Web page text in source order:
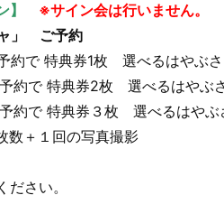
※サイン会は行いません。
」 ご予約
約で 特典券1枚 選べるはやぶ
約で 特典券2枚 選べるはやぶ
約で 特典券３枚 選べるはやぶ
数＋１回の写真撮影
さい。